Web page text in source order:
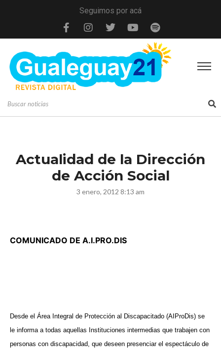
Seguimos por acá
Actualidad de la Dirección
de Acción Social
3 enero, 2012 8:13 am
COMUNICADO DE A.I.PRO.DIS
Desde el Área Integral de Protección al Discapacitado (AIProDis) se
le informa a todas aquellas Instituciones intermedias que trabajen con
personas con discapacidad, que deseen presenciar el espectáculo de